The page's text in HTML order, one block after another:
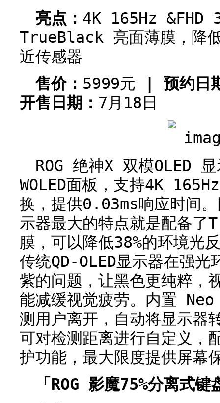
亮点： 4K 165Hz &FHD
TrueBlack 亮面薄膜，降
近传感器
售价： 5999元 | 预约日
开售日期： 7月18日
ROG 绝神X 双模OLED
WOLED面板，支持4K
换，提供0.03ms响应时间。
示器最大的特点就是配备
膜，可以降低38%的环境光
传统QD-OLED显示器在强
紫的问题，让黑色更纯粹，
能减缓视觉疲劳。内置
测用户离开，自动将显示器
可对检测距离进行自定义，
护功能，最大限度提供屏幕
「ROG 影魔75%分离式键